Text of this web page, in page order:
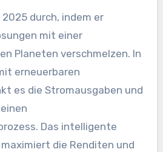
durch, indem er
mit einer
Planeten verschmelzen. In
erneuerbaren
es die Stromausgaben und
Das intelligente
die Renditen und